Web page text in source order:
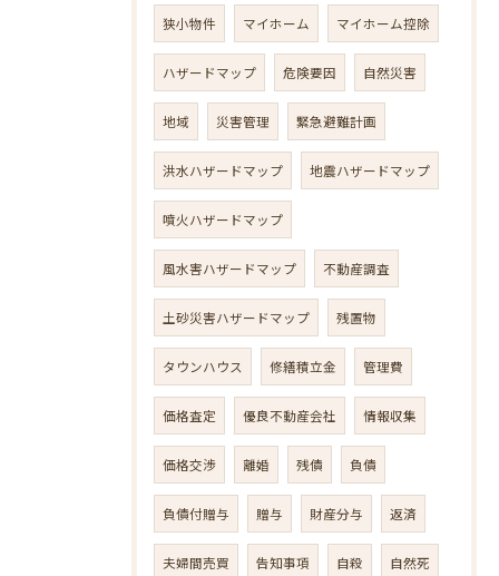
狭小物件 マイホーム マイホーム控除
ハザードマップ 危険要因 自然災害
地域 災害管理 緊急避難計画
洪水ハザードマップ 地震ハザードマップ
噴火ハザードマップ
風水害ハザードマップ 不動産調査
土砂災害ハザードマップ 残置物
タウンハウス 修繕積立金 管理費
価格査定 優良不動産会社 情報収集
価格交渉 離婚 残債 負債
負債付贈与 贈与 財産分与 返済
夫婦間売買 告知事項 自殺 自然死